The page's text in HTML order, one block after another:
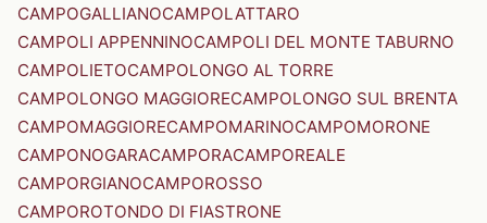
CAMPOGALLIANOCAMPOLATTARO
CAMPOLI APPENNINOCAMPOLI DEL MONTE TABURNO
CAMPOLIETOCAMPOLONGO AL TORRE
CAMPOLONGO MAGGIORECAMPOLONGO SUL BRENTA
CAMPOMAGGIORECAMPOMARINOCAMPOMORONE
CAMPONOGARACAMPORACAMPOREALE
CAMPORGIANOCAMPOROSSO
CAMPOROTONDO DI FIASTRONE